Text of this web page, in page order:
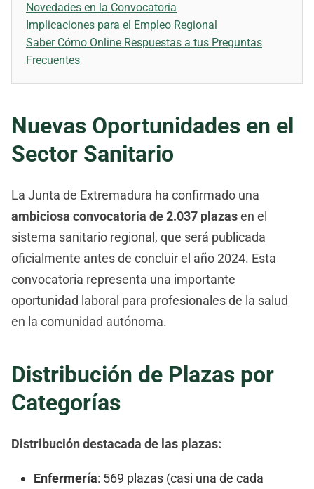
Novedades en la Convocatoria
Implicaciones para el Empleo Regional
Saber Cómo Online Respuestas a tus Preguntas
Frecuentes
Nuevas Oportunidades en el
Sector Sanitario
La Junta de Extremadura ha confirmado una
ambiciosa convocatoria de 2.037 plazasen el
sistema sanitario regional, que será publicada
oficialmente antes de concluir el año 2024. Esta
convocatoria representa una importante
oportunidad laboral para profesionales de la salud
en la comunidad autónoma.
Distribución de Plazas por
Categorías
Distribución destacada de las plazas:
Enfermería: 569 plazas (casi una de cada